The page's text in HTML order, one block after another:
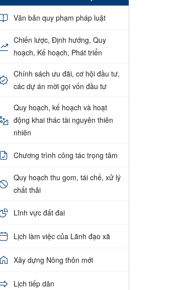
Văn bản quy phạm pháp luật
Chiến lược, Định hướng, Quy
hoạch, Kế hoạch, Phát triển
Chính sách ưu đãi, cơ hội đầu tư,
các dự án mời gọi vốn đầu tư
Quy hoạch, kế hoạch và hoạt
động khai thác tài nguyên thiên
nhiên
Chương trình công tác trọng tâm
Quy hoạch thu gom, tái chế, xử lý
chất thải
Lĩnh vực đất đai
Lịch làm việc của Lãnh đạo xã
Xây dựng Nông thôn mới
Lịch tiếp dân